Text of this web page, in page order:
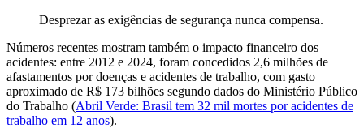
Desprezar as exigências de segurança nunca compensa.
Números recentes mostram também o impacto financeiro dos
acidentes: entre 2012 e 2024, foram concedidos 2,6 milhões de
afastamentos por doenças e acidentes de trabalho, com gasto
aproximado de R$ 173 bilhões segundo dados do Ministério Público
do Trabalho (Abril Verde: Brasil tem 32 mil mortes por acidentes de
trabalho em 12 anos).